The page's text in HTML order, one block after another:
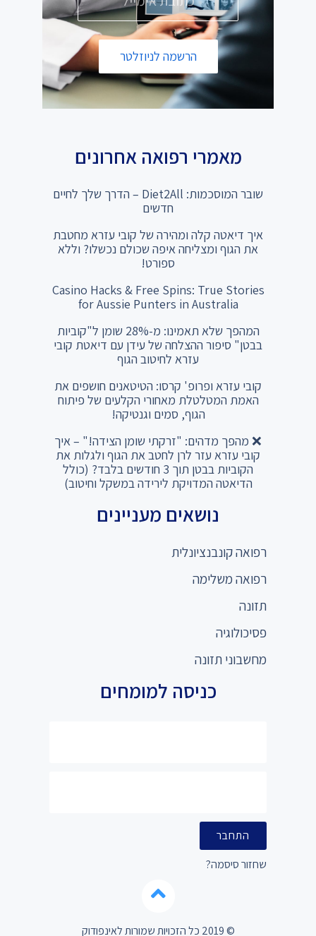
הרשמה לניוזלטר
מאמרי רפואה אחרונים
שובר המוסכמות: Diet2All – הדרך שלך לחיים
חדשים
איך דיאטה קלה ומהירה של קובי עזרא מחטבת
את הגוף ומצליחה איפה שכולם נכשלו? וללא
ספורט!
Casino Hacks & Free Spins: True Stories
for Aussie Punters in Australia
המהפך שלא תאמינו: מ-28% שומן ל"קוביות
בבטן" סיפור ההצלחה של עידן עם דיאטת קובי
עזרא לחיטוב הגוף
קובי עזרא ופרופ' קרסו: הטיטאנים חושפים את
האמת המטלטלת מאחורי הקלעים של פיתוח
הגוף, סמים וגנטיקה!
❌ מהפך מדהים: "זרקתי שומן הצידה!" – איך
קובי עזרא עזר לרן לחטב את הגוף ולגלות את
הקוביות בבטן תוך 3 חודשים בלבד? (כולל
הדיאטה המדויקת לירידה במשקל וחיטוב)
נושאים מעניינים
רפואה קונבנציונלית
רפואה משלימה
תזונה
פסיכולוגיה
מחשבוני תזונה
כניסה למומחים
התחבר
שחזור סיסמה?
© 2019 כל הזכויות שמורות לאינפודוק